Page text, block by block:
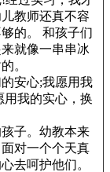
教师还真不容
的。 和孩子们
就像一串串冰
。
安心;我愿用我
用我的实心，换
子。幼教本来
对一个个天真
去呵护他们。